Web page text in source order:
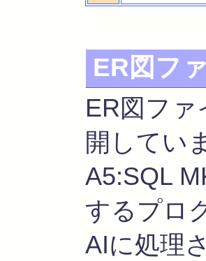
ER図フ
ER図フ
開してい
A5:SQL
するプロ
AIに処理